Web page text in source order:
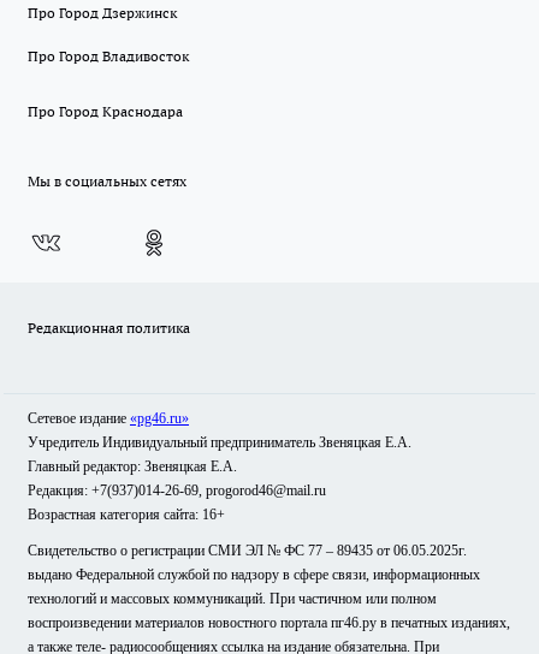
Про Город Дзержинск
Про Город Владивосток
Про Город Краснодара
Мы в социальных сетях
Редакционная политика
Сетевое издание «pg46.ru»
Учредитель Индивидуальный предприниматель Звеняцкая Е.А.
Главный редактор: Звеняцкая Е.А.
Редакция: +7(937)014-26-69, progorod46@mail.ru
Возрастная категория сайта: 16+
Свидетельство о регистрации СМИ ЭЛ № ФС 77 – 89435 от 06.05.2025г.
выдано Федеральной службой по надзору в сфере связи, информационных
технологий и массовых коммуникаций. При частичном или полном
воспроизведении материалов новостного портала пг46.ру в печатных изданиях,
а также теле- радиосообщениях ссылка на издание обязательна. При